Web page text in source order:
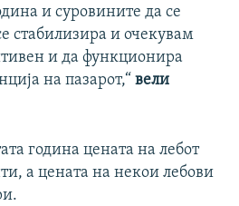
и суровините да се
стабилизира и очекувам
и да функционира
на пазарот,“ вели
година цената на лебот
а цената на некои лебови